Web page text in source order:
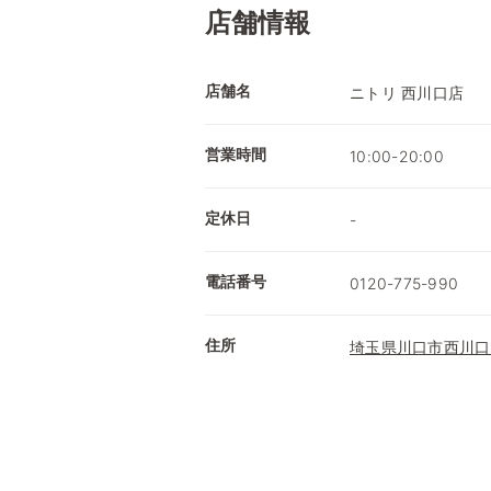
店舗情報
店舗名 ニトリ 西川口店
営業時間 10:00-20:00
定休日 -
電話番号 0120-775-990
住所 埼玉県川口市西川